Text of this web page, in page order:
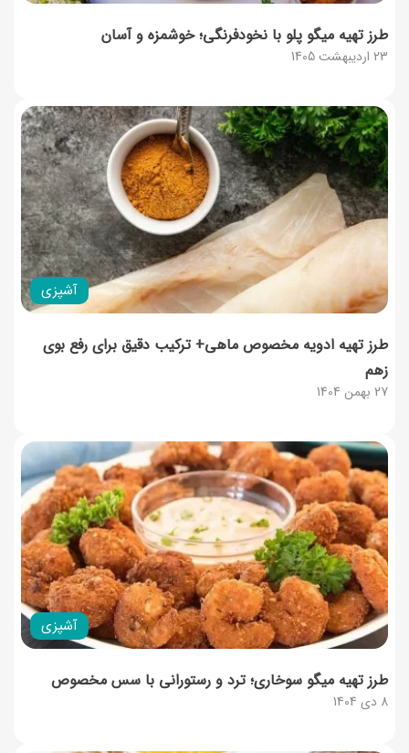
23 اردیبهشت 1405
طرز تهیه میگو پلو با نخودفرنگی؛ خوشمزه و آسان
آشپزی
27 بهمن 1404
طرز تهیه ادویه مخصوص ماهی+ ترکیب دقیق برای رفع بوی
زهم
آشپزی
8 دی 1404
طرز تهیه میگو سوخاری؛ ترد و رستورانی با سس مخصوص